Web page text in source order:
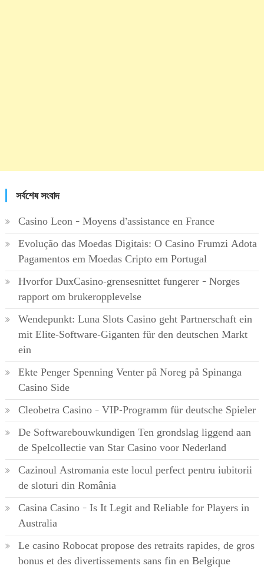
সর্বশেষ সংবাদ
Casino Leon – Moyens d’assistance en France
Evolução das Moedas Digitais: O Casino Frumzi Adota
Pagamentos em Moedas Cripto em Portugal
Hvorfor DuxCasino-grensesnittet fungerer – Norges
rapport om brukeropplevelse
Wendepunkt: Luna Slots Casino geht Partnerschaft ein
mit Elite-Software-Giganten für den deutschen Markt
ein
Ekte Penger Spenning Venter på Noreg på Spinanga
Casino Side
Cleobetra Casino – VIP-Programm für deutsche Spieler
De Softwarebouwkundigen Ten grondslag liggend aan
de Spelcollectie van Star Casino voor Nederland
Cazinoul Astromania este locul perfect pentru iubitorii
de sloturi din România
Casina Casino – Is It Legit and Reliable for Players in
Australia
Le casino Robocat propose des retraits rapides, de gros
bonus et des divertissements sans fin en Belgique